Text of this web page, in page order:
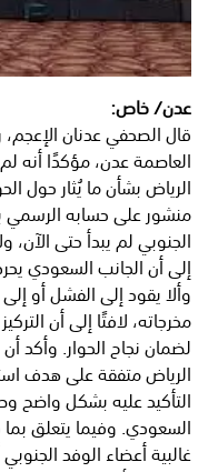
عدن/ خاص:
قال الصحفي عدنان
العاصمة عدن، مؤكدًا أنه
الرياض بشأن ما يُثار حول
منشور على حسابه الرسمي
الجنوبي لم يبدأ حتى الآن،
إلى أن الجانب السعودي
وألا يقود إلى الفشل أو
مخرجاته، لافتًا إلى أن
لضمان نجاح الحوار. وأكد
الرياض متفقة على هدف
التأكيد عليه بشكل واضح
السعودي. وفيما يتعلق
غالبية أعضاء الوفد